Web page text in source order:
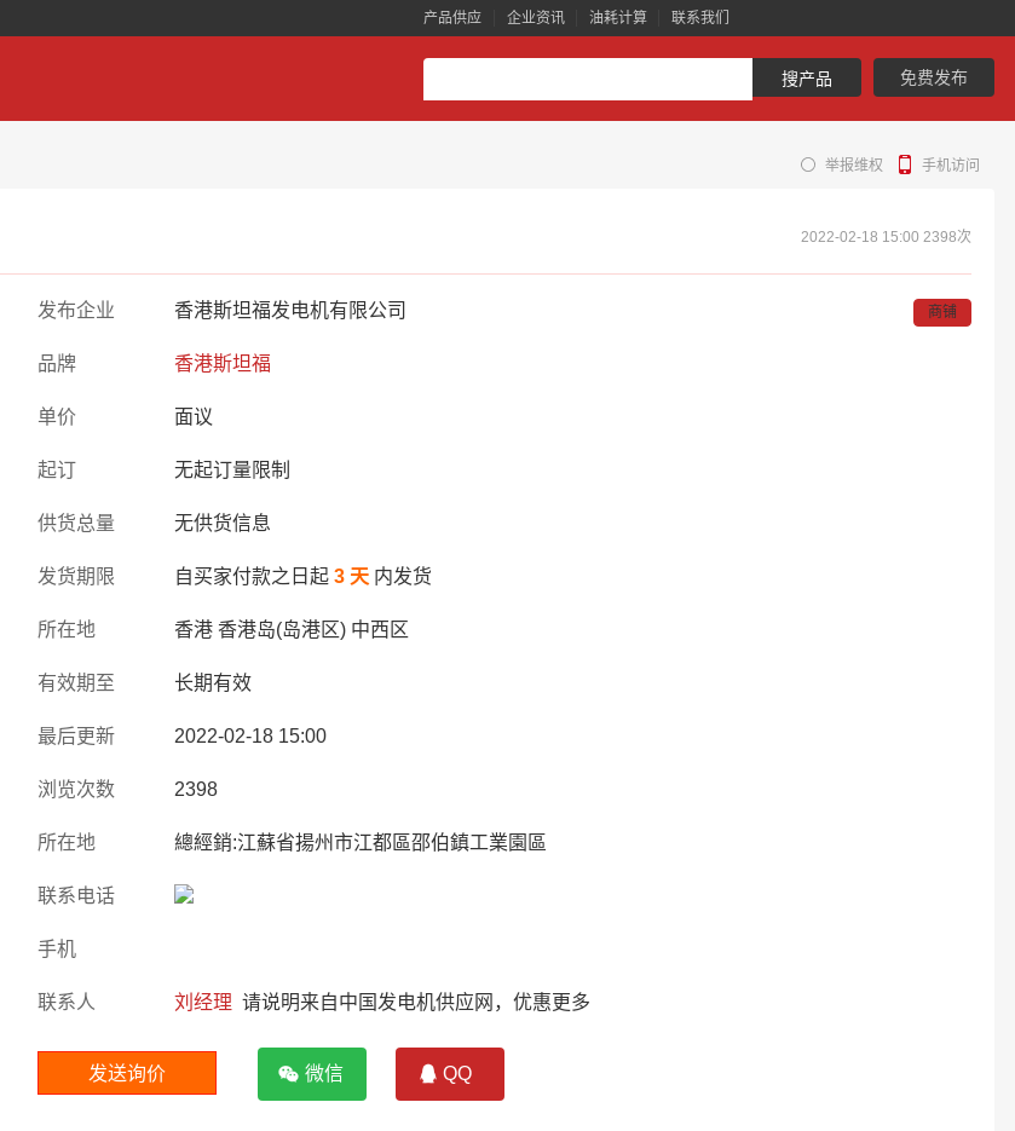
产品供应 企业资讯 油耗计算 联系我们
搜产品 免费发布
手机访问
举报维权
2022-02-18 15:00 2398次
发布企业 香港斯坦福发电机有限公司 商铺
品牌 香港斯坦福
单价 面议
起订 无起订量限制
供货总量 无供货信息
发货期限 自买家付款之日起 3 天内发货
所在地 香港 香港岛(岛港区) 中西区
有效期至 长期有效
最后更新 2022-02-18 15:00
浏览次数 2398
所在地 總經銷:江蘇省揚州市江都區邵伯鎮工業園區
联系电话
手机
联系人 刘经理 请说明来自中国发电机供应网，优惠更多